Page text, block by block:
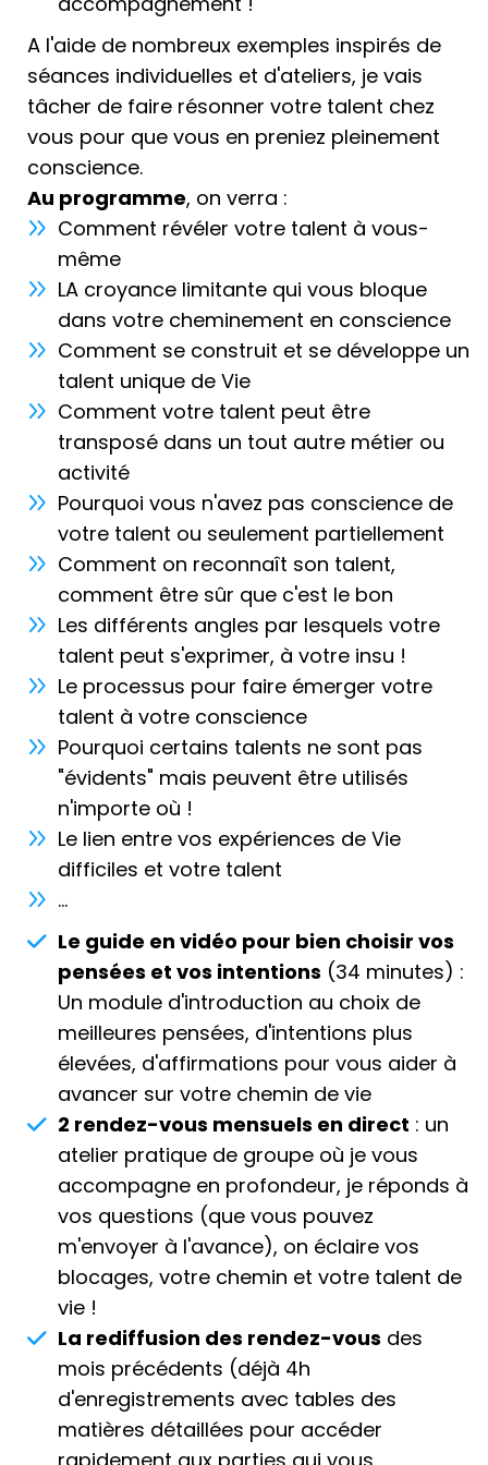
Connaître ce talent de vie, connaître cette
mission, ce sens plus élevé de mon existence, m’a
apporté une
paix intérieure
. Même si les choses
n’étaient pas faciles à l’extérieur, j’ai ressenti une
sérénité profonde : la certitude de savoir pourquoi
je suis là. Mon mental s’est apaisé, les pensées se
sont calmées, les doutes se sont dissipés, laissant
place à une vérité puissante, ancrée, et à ce
sentiment d’être à ma juste place, avançant
malgré les obstacles, les difficultés et les
challenges, sur un chemin qui me correspond.
Aujourd’hui, je souhaite partager ce cheminement,
cettecarte au trésor, pour vous aider à avancer
sur votre propre chemin, à trouver du sens, à
éclairer votre intérieur grâce à votre talent unique,
à votre unicité qui résulte de toutes vos
expériences et qui portent en elle une lumière
prête à briller.
Si cela résonne en vous, si vous sentez cet appel,
j’ai une proposition : je vous invite à rejoindre le
Cercle des Éclairés
, un espace dans lequel
chacun éclaire son propre chemin.
Je propose un programme d’accompagnement
centré sur l’interaction, l’entraide, du direct, des
conversations cœur à cœur et une présence avec
chaque participant, ainsi que la force du groupe.
L’expérience montre que l’anecdote d’une
personne résonne souvent chez les autres,
apportant des réponses collectives.
Dans ces rencontres en direct, nous répondrons à
vos questions : pas seulement intellectuelles, mais
surtout celles liées à votre situation actuelle — quel
est le prochain pas ? Quelle pensée vous bloque ?
Qu’est‑ce qui doit être apaisé dans votre cœur ?
Nous aborderons plusieurs thèmes, à commencer
par letalent unique. Nous chercherons à
identifier ce fil directeur, votre « carte au trésor », la
clé ultime pour faire la paix avec le passé,
comprendre le présent et envisager le futur.
Nous explorerons :
Le sens profond des expériences passées et
comment elles peuvent retenir ou freiner.
La manière de transformer ces expériences
en atouts lumineux, en victorieuses.
La façon de voir les échecs du passé non
comme du temps perdu, mais comme des
pierres de construction.
Nous apprendrons à
un nouveau jour, à les intégrer comme des
victoires, à reconnaître les signes que la vie
nous envoie, à décoder les indications et
directions parfois subtiles.
Nous travaillerons également sur la manière
A l'aide de nombreux exemples inspirés de
séances individuelles et d'ateliers, je vais
tâcher de faire résonner votre talent chez
vous pour que vous en preniez pleinement
conscience.
Au programme, on verra :
Comment révéler votre talent à vous-
même
LA croyance limitante qui vous bloque
dans votre cheminement en conscience
Comment se construit et se développe un
talent unique de Vie
Comment votre talent peut être
transposé dans un tout autre métier ou
activité
Pourquoi vous n'avez pas conscience de
votre talent ou seulement partiellement
Comment on reconnaît son talent,
comment être sûr que c'est le bon
Les différents angles par lesquels votre
talent peut s'exprimer, à votre insu !
Le processus pour faire émerger votre
talent à votre conscience
Pourquoi certains talents ne sont pas
"évidents" mais peuvent être utilisés
n'importe où !
Le lien entre vos expériences de Vie
difficiles et votre talent
...
Le guide en vidéo pour bien choisir vos
pensées et vos intentions (34 minutes) :
Un module d'introduction au choix de
meilleures pensées, d'intentions plus
élevées, d'affirmations pour vous aider à
avancer sur votre chemin de vie
2 rendez-vous mensuels en direct : un
atelier pratique de groupe où je vous
accompagne en profondeur, je réponds à
vos questions (que vous pouvez
m'envoyer à l'avance), on éclaire vos
blocages, votre chemin et votre talent de
vie !
La rediffusion des rendez-vous des
mois précédents (déjà 4h
d'enregistrements avec tables des
matières détaillées pour accéder